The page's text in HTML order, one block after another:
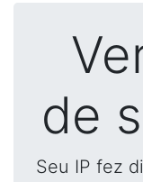
de
Seu IP fez